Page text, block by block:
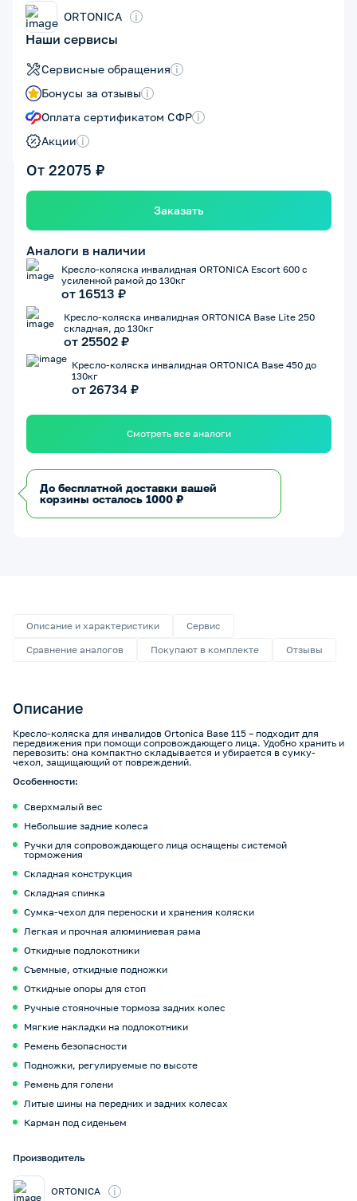
ORTONICA i
Наши сервисы
Сервисные обращения i
Бонусы за отзывы i
Оплата сертификатом СФР i
Акции i
От 22075 ₽
Заказать
Аналоги в наличии
Кресло-коляска инвалидная ORTONICA Escort 600 с
усиленной рамой до 130кг
от 16513 ₽
Кресло-коляска инвалидная ORTONICA Base Lite 250
складная, до 130кг
от 25502 ₽
Кресло-коляска инвалидная ORTONICA Base 450 до
130кг
от 26734 ₽
Смотреть все аналоги
До бесплатной доставки вашей
корзины осталось 1000 ₽
Описание и характеристики
Сервис
Сравнение аналогов
Покупают в комплекте Отзывы
Описание
Кресло-коляска для инвалидов Ortonica Base 115 – подходит для
передвижения при помощи сопровождающего лица. Удобно хранить и
перевозить: она компактно складывается и убирается в сумку-
чехол, защищающий от повреждений.
Особенности:
Сверхмалый вес
Небольшие задние колеса
Ручки для сопровождающего лица оснащены системой
торможения
Складная конструкция
Складная спинка
Сумка-чехол для переноски и хранения коляски
Легкая и прочная алюминиевая рама
Откидные подлокотники
Съемные, откидные подножки
Откидные опоры для стоп
Ручные стояночные тормоза задних колес
Мягкие накладки на подлокотники
Ремень безопасности
Подножки, регулируемые по высоте
Ремень для голени
Литые шины на передних и задних колесах
Карман под сиденьем
Производитель
ORTONICA i